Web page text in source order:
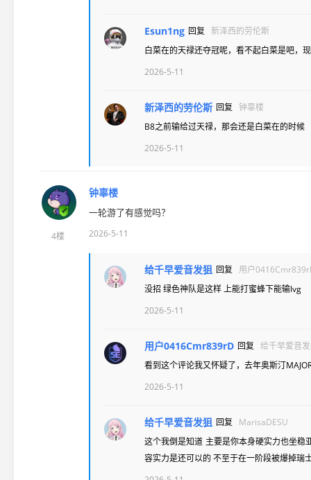
Esun1ng 回复 新泽西的劳伦斯
白菜在的天禄还夺冠呢，看不起白菜是吧，
2026-5-11
新泽西的劳伦斯 回复
钟辜楼
B8之前输给过天禄，那会还是白菜在的时候
2026-5-11
4楼
钟辜楼
一轮游了有感觉吗？
2026-5-11
给千早爱音发狙 回复
用户
没招 绿色神队是这样 上能打蜜蜂下能输lvg
2026-5-11
用户0416Cmr839rD 回复 给千早爱音
看到这个评论我又怀疑了，去年奥斯汀
2026-5-11
给千早爱音发狙 回复
MarisaDESU
这个我倒是知道 主要是你本身硬实力也坐
容实力是还可以的 不至于在一阶段被爆掉瑞